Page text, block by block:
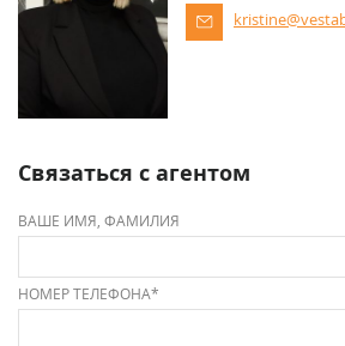
Связаться с агентом
ВАШЕ ИМЯ, ФАМИЛИЯ
НОМЕР ТЕЛЕФОНА*